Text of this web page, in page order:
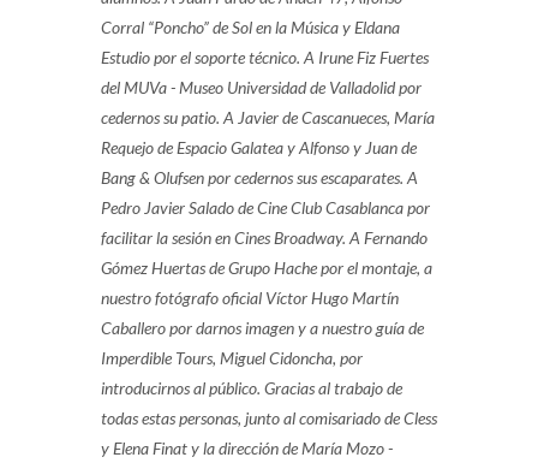
Corral “Poncho” de Sol en la Música y Eldana
Estudio por el soporte técnico. A Irune Fiz Fuertes
del MUVa - Museo Universidad de Valladolid por
cedernos su patio. A Javier de Cascanueces, María
Requejo de Espacio Galatea y Alfonso y Juan de
Bang & Olufsen por cedernos sus escaparates. A
Pedro Javier Salado de Cine Club Casablanca por
facilitar la sesión en Cines Broadway. A Fernando
Gómez Huertas de Grupo Hache por el montaje, a
nuestro fotógrafo oficial Víctor Hugo Martín
Caballero por darnos imagen y a nuestro guía de
Imperdible Tours, Miguel Cidoncha, por
introducirnos al público. Gracias al trabajo de
todas estas personas, junto al comisariado de Cless
y Elena Finat y la dirección de María Mozo -